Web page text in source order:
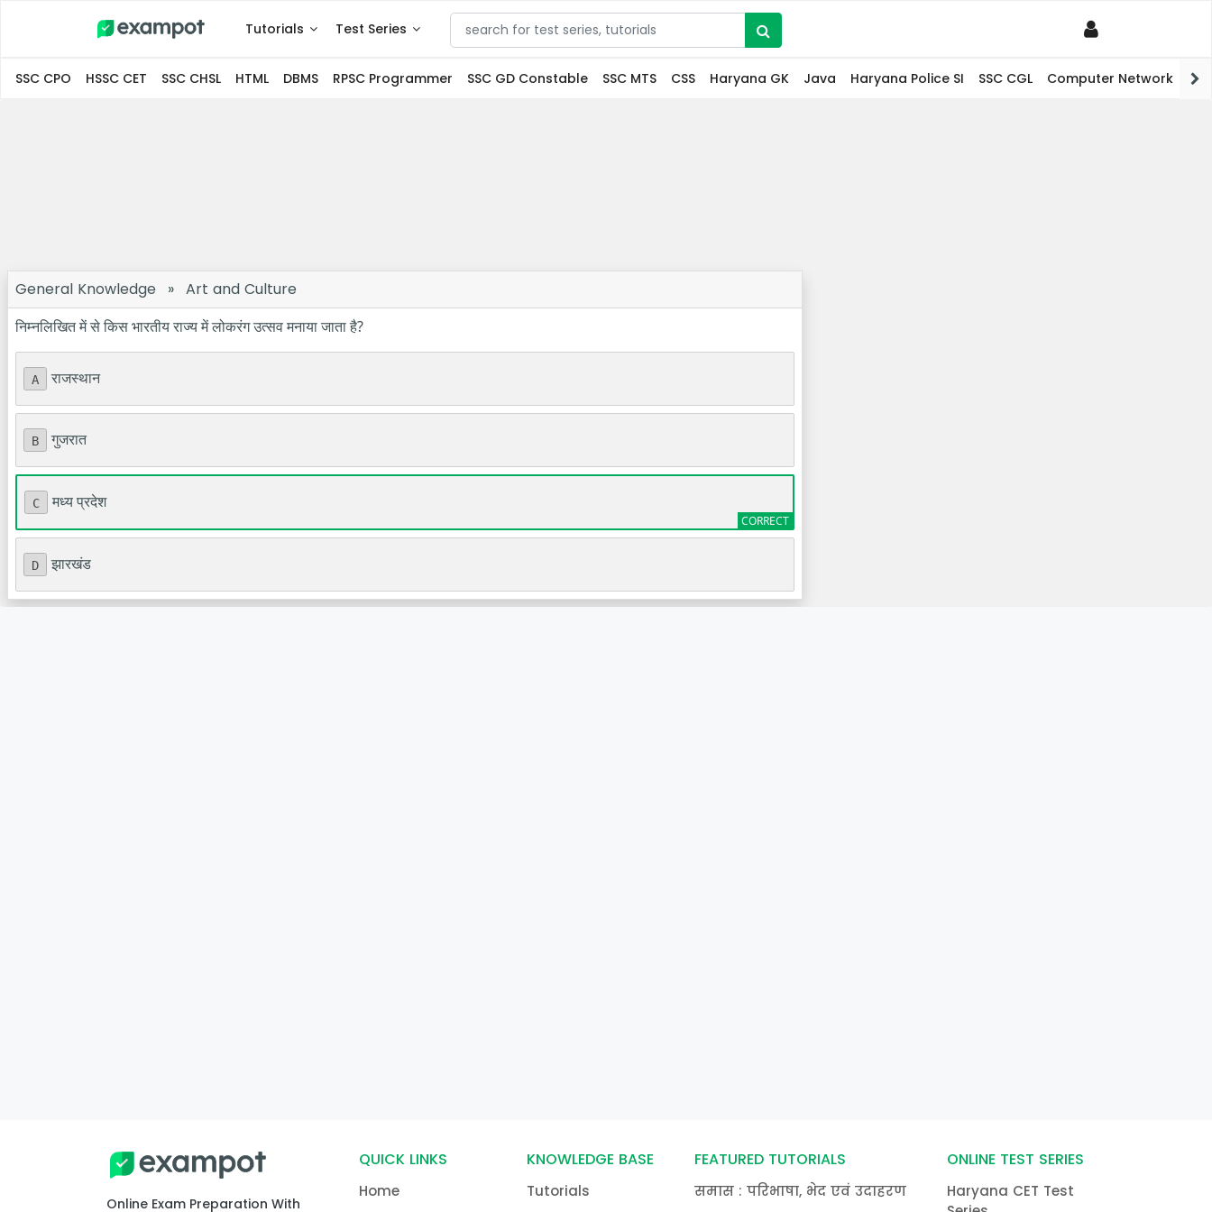
Tutorials Test Series
SSC CPO HSSC CET SSC CHSL HTML DBMS RPSC Programmer SSC GD Constable SSC MTS CSS Haryana GK Java Haryana Police SI SSC CGL Computer Network PHP
General Knowledge » Art and Culture
निम्नलिखित में से किस भारतीय राज्य में लोकरंग उत्सव मनाया जाता है?
A राजस्थान
B गुजरात
C मध्य प्रदेश
D झारखंड
Online Exam Preparation With
QUICK LINKS
Home
KNOWLEDGE BASE
Tutorials
FEATURED TUTORIALS
समास : परिभाषा, भेद एवं उदाहरण
ONLINE TEST SERIES
Haryana CET Test